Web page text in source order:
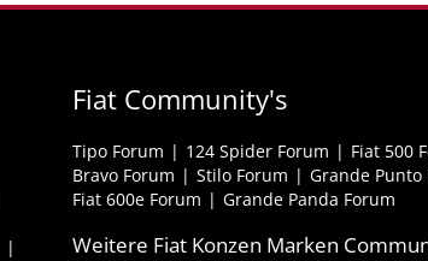
Fiat Community's
Tipo Forum 124 Spider Forum
Fiat 500
Bravo Forum
Stilo Forum
Grande Punto
Fiat 600e Forum
Grande Panda Forum
Weitere Fiat Konzen Marken